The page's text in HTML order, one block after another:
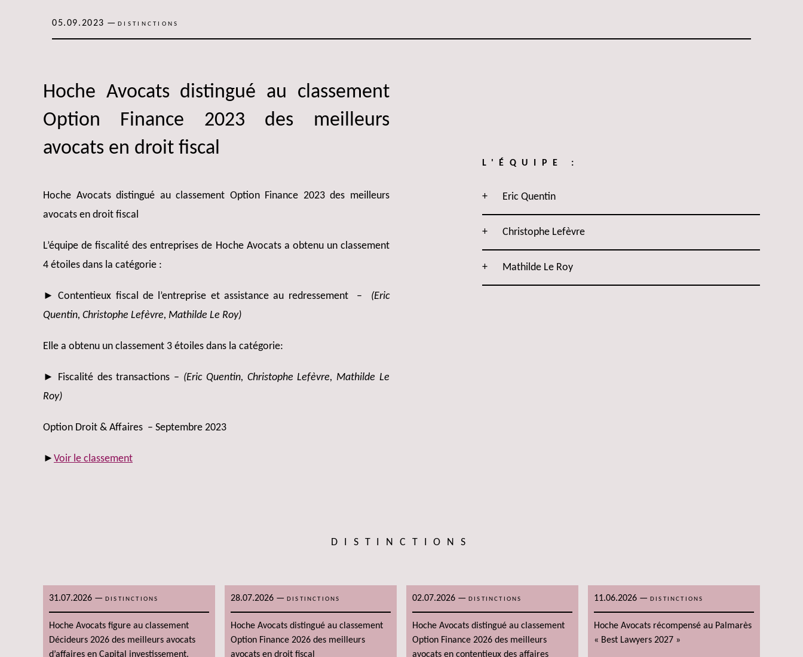
05.09.2023 — DISTINCTIONS
Hoche Avocats distingué au classement
Option Finance 2023 des meilleurs
avocats en droit fiscal
Hoche Avocats distingué au classement Option Finance 2023 des meilleurs
avocats en droit fiscal
L’équipe de fiscalité des entreprises de Hoche Avocats a obtenu un classement
4 étoiles dans la catégorie :
► Contentieux fiscal de l’entreprise et assistance au redressement – (Eric
Quentin, Christophe Lefèvre, Mathilde Le Roy)
Elle a obtenu un classement 3 étoiles dans la catégorie:
► Fiscalité des transactions – (Eric Quentin, Christophe Lefèvre, Mathilde Le
Roy)
Option Droit & Affaires – Septembre 2023
► Voir le classement
L'ÉQUIPE :
Eric Quentin
Christophe Lefèvre
Mathilde Le Roy
DISTINCTIONS
31.07.2026 — DISTINCTIONS
Hoche Avocats figure au classement
Décideurs 2026 des meilleurs avocats
d’affaires en Capital investissement.
28.07.2026 — DISTINCTIONS
Hoche Avocats distingué au classement
Option Finance 2026 des meilleurs
avocats en droit fiscal
02.07.2026 — DISTINCTIONS
Hoche Avocats distingué au classement
Option Finance 2026 des meilleurs
avocats en contentieux des affaires
11.06.2026 — DISTINCTIONS
Hoche Avocats récompensé au Palmarès
« Best Lawyers 2027 »